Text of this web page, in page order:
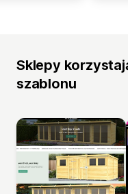
Sklepy
szablonu